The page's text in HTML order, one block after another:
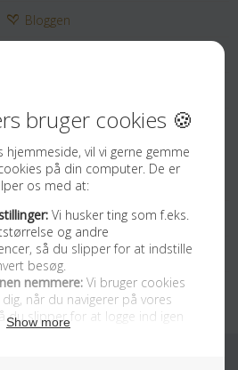
Bloggen
Sociale medier
Facebook
Instagram
Youtube